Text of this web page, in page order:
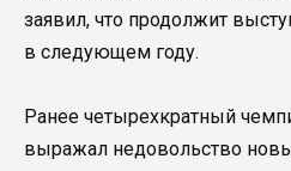
заявил, что продолжит
в следующем году.
Ранее четырехкратный
выражал недовольство